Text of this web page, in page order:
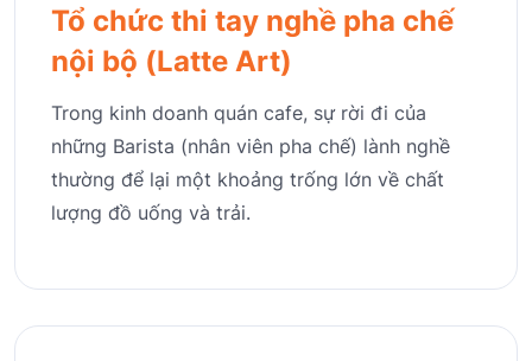
Tổ chức thi tay nghề pha chế
nội bộ (Latte Art)
Trong kinh doanh quán cafe, sự rời đi của
những Barista (nhân viên pha chế) lành nghề
thường để lại một khoảng trống lớn về chất
lượng đồ uống và trải.